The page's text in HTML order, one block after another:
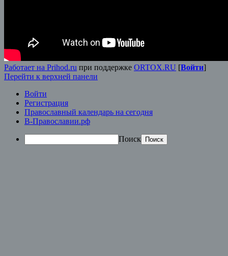
Работает на Prihod.ru при поддержке ORTOX.RU [Войти]
Перейти к верхней панели
Войти
Регистрация
Православный календарь на сегодня
В-Православии.рф
Поиск